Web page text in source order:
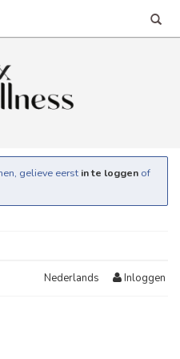
gelieve eerst in te loggen of
Nederlands Inloggen